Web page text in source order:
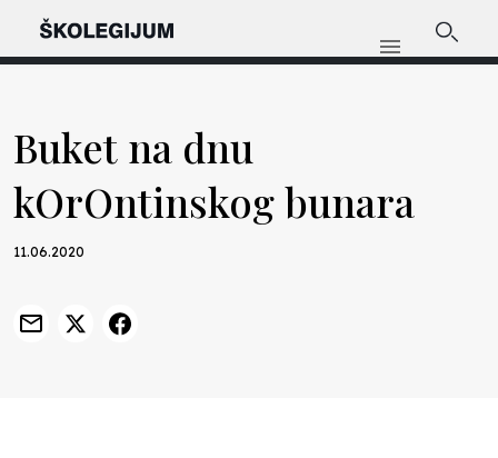
Buket na dnu
kOrOntinskog bunara
11.06.2020